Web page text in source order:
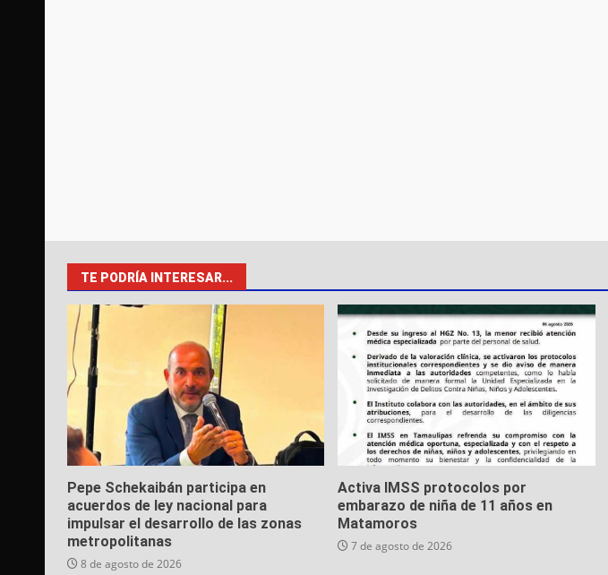
TE PODRÍA INTERESAR...
Pepe Schekaibán participa en
acuerdos de ley nacional para
impulsar el desarrollo de las zonas
metropolitanas
8 de agosto de 2026
Activa IMSS protocolos por
embarazo de niña de 11 años en
Matamoros
7 de agosto de 2026